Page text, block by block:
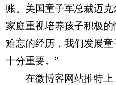
账。美国童子军总裁迈克
家庭重视培养孩子积极
难忘的经历，我们发展
十分重要。”
在微博客网站推特上